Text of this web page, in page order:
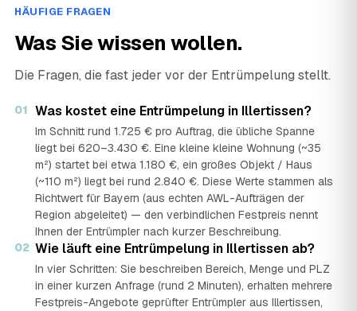
HÄUFIGE FRAGEN
Was Sie wissen wollen.
Die Fragen, die fast jeder vor der Entrümpelung stellt.
01 Was kostet eine Entrümpelung in Illertissen?
Im Schnitt rund 1.725 € pro Auftrag, die übliche Spanne
liegt bei 620–3.430 €. Eine kleine kleine Wohnung (~35
m²) startet bei etwa 1.180 €, ein großes Objekt / Haus
(~110 m²) liegt bei rund 2.840 €. Diese Werte stammen als
Richtwert für Bayern (aus echten AWL-Aufträgen der
Region abgeleitet) — den verbindlichen Festpreis nennt
Ihnen der Entrümpler nach kurzer Beschreibung.
02 Wie läuft eine Entrümpelung in Illertissen ab?
In vier Schritten: Sie beschreiben Bereich, Menge und PLZ
in einer kurzen Anfrage (rund 2 Minuten), erhalten mehrere
Festpreis-Angebote geprüfter Entrümpler aus Illertissen,